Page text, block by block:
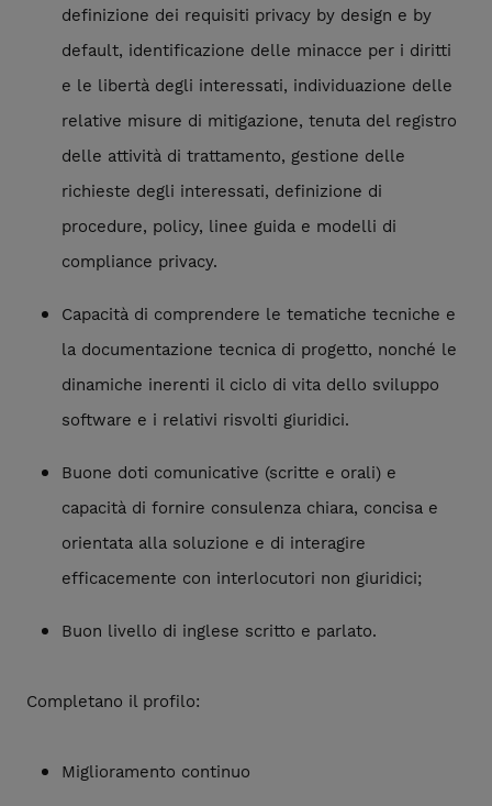
definizione dei requisiti privacy by design e by
default, identificazione delle minacce per i diritti
e le libertà degli interessati, individuazione delle
relative misure di mitigazione, tenuta del registro
delle attività di trattamento, gestione delle
richieste degli interessati, definizione di
procedure, policy, linee guida e modelli di
compliance privacy.
Capacità di comprendere le tematiche tecniche e
la documentazione tecnica di progetto, nonché le
dinamiche inerenti il ciclo di vita dello sviluppo
software e i relativi risvolti giuridici.
Buone doti comunicative (scritte e orali) e
capacità di fornire consulenza chiara, concisa e
orientata alla soluzione e di interagire
efficacemente con interlocutori non giuridici;
Buon livello di inglese scritto e parlato.
Completano il profilo:
Miglioramento continuo